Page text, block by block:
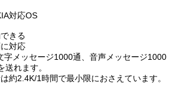
対応OS
きる
対応
メッセージ1000通、音声メッセージ1000
れます。
約2.4K/1時間で最小限におさえています。